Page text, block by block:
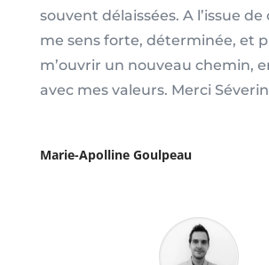
souvent délaissées. A l’issue de
me sens forte, déterminée, et
m’ouvrir un nouveau chemin,
avec mes valeurs. Merci
Marie-Apolline Goulpeau